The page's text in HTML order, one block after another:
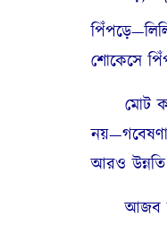
শোকেসে
মোট
আরও
আজব